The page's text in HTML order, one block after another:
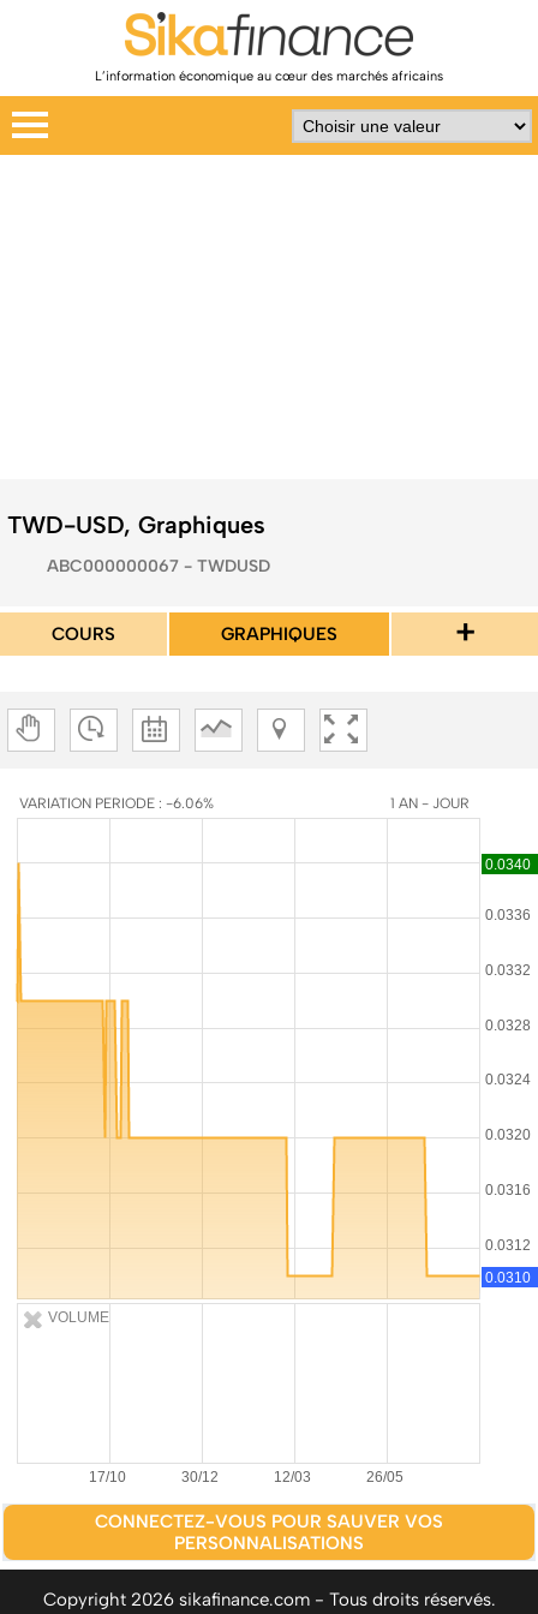
L’information économique au cœur des marchés africains
TWD-USD, Graphiques
ABC000000067 - TWDUSD
COURS GRAPHIQUES +
VARIATION PERIODE : -6.06% 1 AN - JOUR
VOLUME
CONNECTEZ-VOUS POUR SAUVER VOS
PERSONNALISATIONS
Copyright 2026 sikafinance.com - Tous droits réservés.